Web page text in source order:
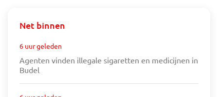
Net binnen
6 uur geleden
Agenten vinden illegale sigaretten en medicijnen in
Budel